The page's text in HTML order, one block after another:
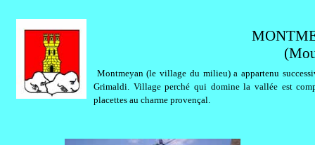
Montmeyan (le village du milieu) a appartenu
Grimaldi. Village perché qui domine la vallée est
placettes au charme provençal.